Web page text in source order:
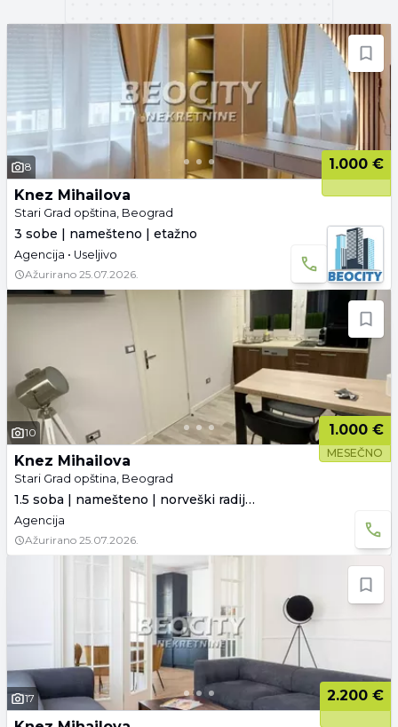
8
1.000 €
Knez Mihailova
Stari Grad opština, Beograd
3 sobe | namešteno | etažno
Agencija • Useljivo
Ažurirano 25.07.2026.
10 1.000 €
MESEČNO
Knez Mihailova
Stari Grad opština, Beograd
1.5 soba | namešteno | norveški radijatori
Agencija
Ažurirano 25.07.2026.
17
2.200 €